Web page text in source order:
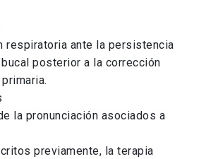
respiratoria ante la persistencia
posterior a la corrección
la pronunciación asociados a
previamente, la terapia